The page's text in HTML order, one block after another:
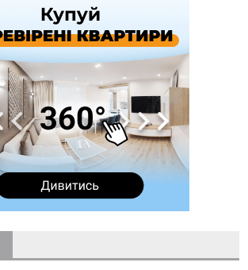
Кубок ФЛСУ зі стрибків на лижах,
Богдана Бухонка
розшукали чоловіка, який три дні
про реакцію влади Польщі на атаки на
про зміни після 23 серпня
щемливо привітали рідну Коломию з
Коломиї, Долині та Яремче
рекордну спеку
п'яна жінка побила малолітнього хлопчика: суд
до найнижчих показників
АЗС сталася масова бійка, поліція